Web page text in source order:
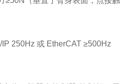
250Hz 或 EtherCAT ≥500Hz